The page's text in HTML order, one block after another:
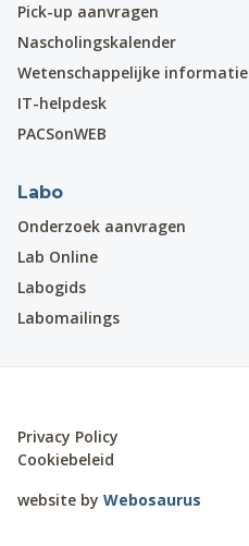
Pick-up aanvragen
Nascholingskalender
Wetenschappelijke informatie
IT-helpdesk
PACSonWEB
Labo
Onderzoek aanvragen
Lab Online
Labogids
Labomailings
Privacy Policy
Cookiebeleid
website by Webosaurus